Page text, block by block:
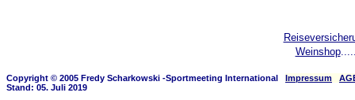
Weinshop
Copyright © 2005 Fredy Scharkowski -Sportmeeting International Impressum
Stand: 05. Juli 2019